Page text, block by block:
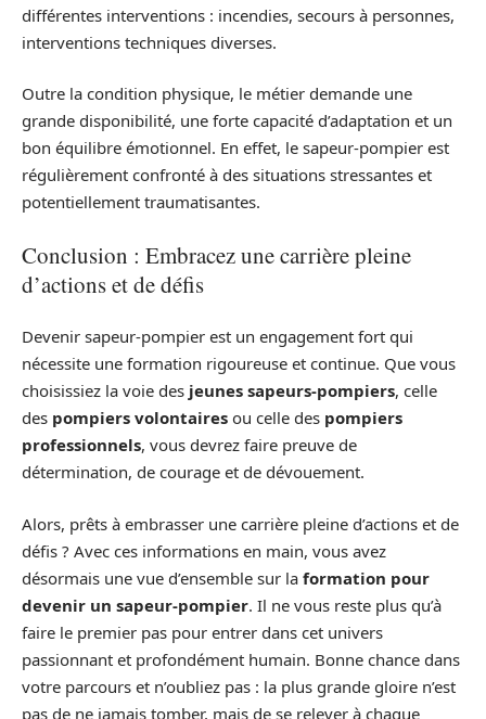
différentes interventions : incendies, secours à personnes,
interventions techniques diverses.
Outre la condition physique, le métier demande une
grande disponibilité, une forte capacité d’adaptation et un
bon équilibre émotionnel. En effet, le sapeur-pompier est
régulièrement confronté à des situations stressantes et
potentiellement traumatisantes.
Conclusion : Embracez une carrière pleine
d’actions et de défis
Devenir sapeur-pompier est un engagement fort qui
nécessite une formation rigoureuse et continue. Que vous
choisissiez la voie des jeunes sapeurs-pompiers, celle
des pompiers volontaires ou celle des pompiers
professionnels, vous devrez faire preuve de
détermination, de courage et de dévouement.
Alors, prêts à embrasser une carrière pleine d’actions et de
défis ? Avec ces informations en main, vous avez
désormais une vue d’ensemble sur la formation pour
devenir un sapeur-pompier. Il ne vous reste plus qu’à
faire le premier pas pour entrer dans cet univers
passionnant et profondément humain. Bonne chance dans
votre parcours et n’oubliez pas : la plus grande gloire n’est
pas de ne jamais tomber, mais de se relever à chaque